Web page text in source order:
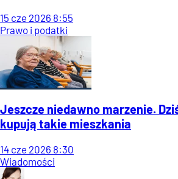
15 cze 2026 8:55
Prawo i podatki
Jeszcze niedawno marzenie.
kupują takie mieszkania
14 cze 2026 8:30
Wiadomości